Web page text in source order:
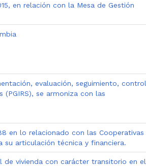
en relación con la Mesa de Gestión
evaluación, seguimiento, control
se armoniza con las
en lo relacionado con las Cooperativas
su articulación técnica y financiera.
vivienda con carácter transitorio en el